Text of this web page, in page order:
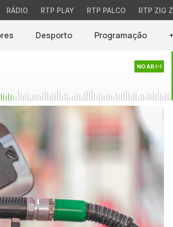
RÁDIO RTP PLAY RTP PALCO RTP ZIG
Desporto Programação
NO AR